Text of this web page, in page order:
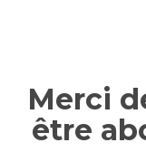
Merci
être